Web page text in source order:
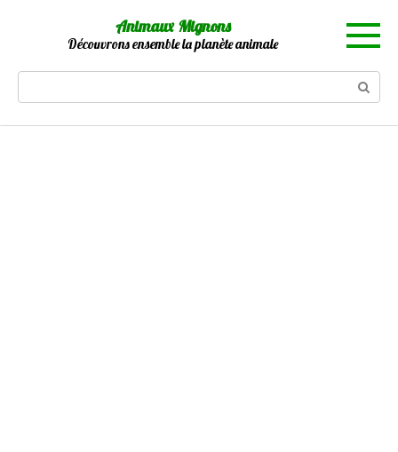
Animaux Mignons
Découvrons ensemble la planète animale